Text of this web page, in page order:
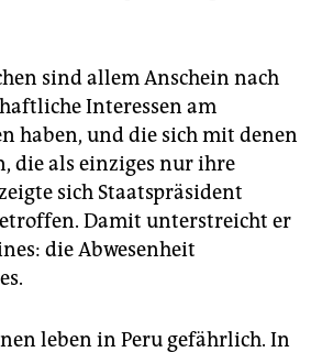
sind allem Anschein nach
Interessen am
haben, und die sich mit denen
die als einziges nur ihre
sich Staatspräsident
Damit unterstreicht er
die Abwesenheit
leben in Peru gefährlich. In